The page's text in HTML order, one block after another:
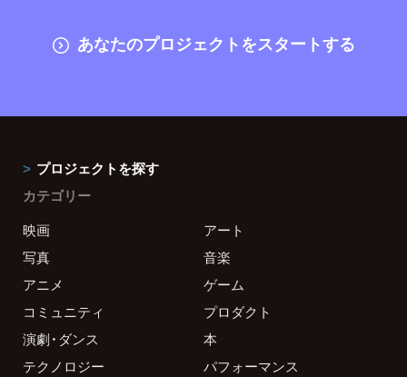
あなたのプロジェクトをスタートする
プロジェクトを探す
カテゴリー
映画
アート
写真
音楽
アニメ
ゲーム
コミュニティ
プロダクト
演劇・ダンス
本
テクノロジー
パフォーマンス